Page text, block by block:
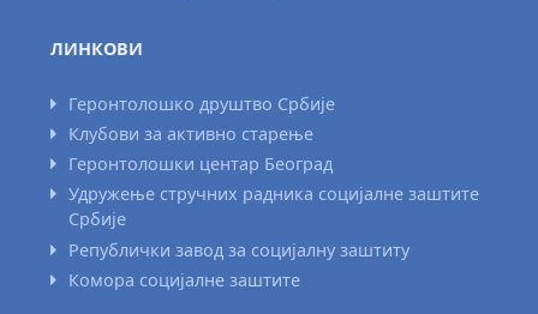
ЛИНКОВИ
Геронтолошко друштво Србије
Клубови за активно старење
Геронтолошки центар Београд
Удружење стручних радника социјалне заштите
Србије
Републички завод за социјалну заштиту
Комора социјалне заштите